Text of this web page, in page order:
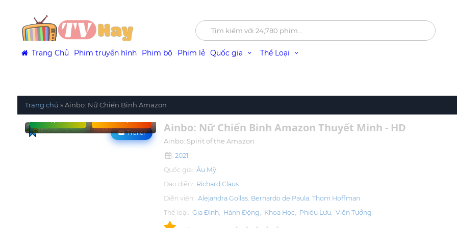
Trang Chủ Phim truyền hình Phim bộ Phim lẻ Quốc gia Thể Loại
Trang chủ »Ainbo: Nữ Chiến Binh Amazon
Trailer Ainbo: Nữ Chiến Binh Amazon Thuyết Minh - HD
Ainbo: Spirit of the Amazon
2021
Quốc gia: Âu Mỹ
Đạo diễn: Richard Claus
Diễn viên: Alejandra Gollas Bernardo de Paula Thom Hoffman
Thể loại: Gia Đình, Hành Động, Khoa Học, Phiêu Lưu, Viễn Tưởng